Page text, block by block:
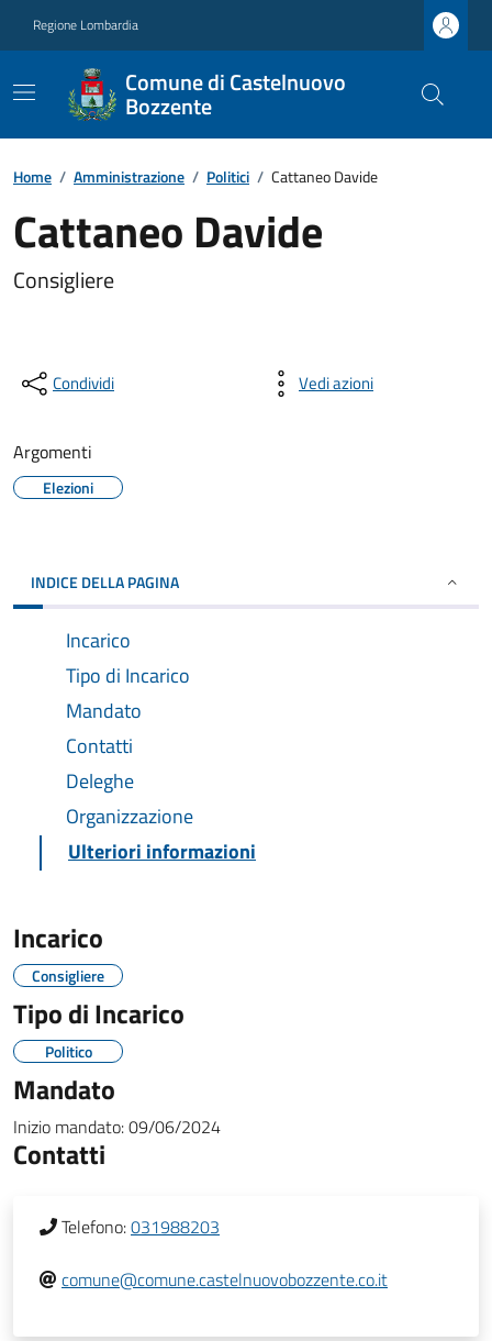
Regione Lombardia
Comune di Castelnuovo
Bozzente
Home / Amministrazione / Politici / Cattaneo Davide
Cattaneo Davide
Consigliere
Condividi Vedi azioni
Argomenti
Elezioni
INDICE DELLA PAGINA
Incarico
Tipo di Incarico
Mandato
Contatti
Deleghe
Organizzazione
Ulteriori informazioni
Incarico
Consigliere
Tipo di Incarico
Politico
Mandato
Inizio mandato:09/06/2024
Contatti
Telefono:031988203
comune@comune.castelnuovobozzente.co.it